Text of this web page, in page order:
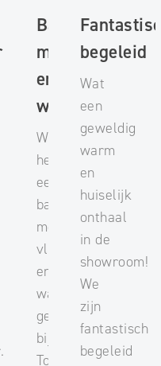
Badkamer
met vloer
en
wandtegels
Wij
hebben
een
badkamer
met
vloer
en
wandtegels
gekocht
bij
Total
Fantastisch
begeleid
Wat
een
geweldig
warm
en
huiselijk
onthaal
in de
showroom!
We
zijn
fantastisch
begeleid